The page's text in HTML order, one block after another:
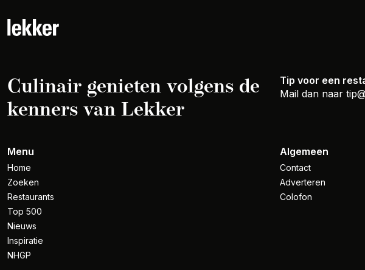
Culinair genieten volgens de
kenners van Lekker
Tip voor een
Mail dan naar
Menu
Home
Zoeken
Restaurants
Top 500
Nieuws
Inspiratie
NHGP
Algemeen
Contact
Adverteren
Colofon